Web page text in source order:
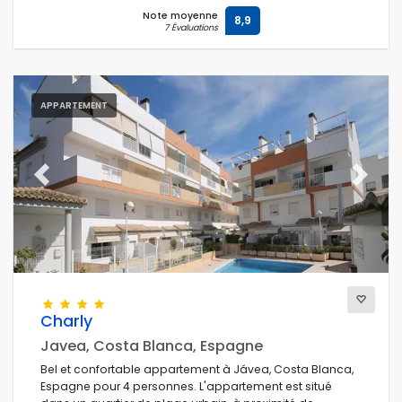
Note moyenne
7 Évaluations 8,9
APPARTEMENT
Previous Next
Charly
Javea, Costa Blanca, Espagne
Bel et confortable appartement à Jávea, Costa Blanca,
Espagne pour 4 personnes. L'appartement est situé